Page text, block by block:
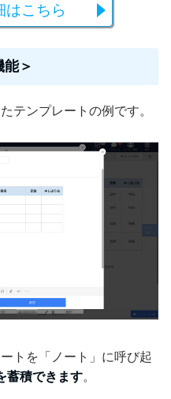
はこちら
＞
テンプレートの例です。
トを「ノート」に呼び起
蓄積できます。